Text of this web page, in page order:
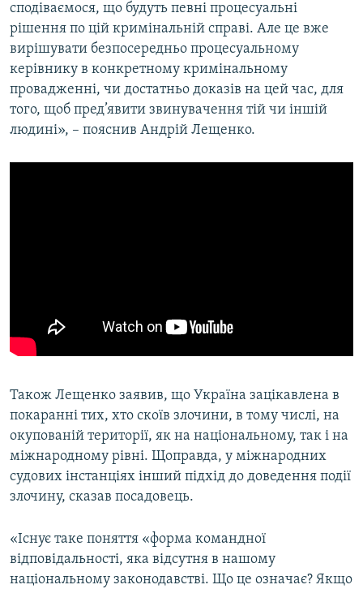
сподіваємося, що будуть певні процесуальні
рішення по цій кримінальній справі. Але це вже
вирішувати безпосередньо процесуальному
керівнику в конкретному кримінальному
провадженні, чи достатньо доказів на цей час, для
того, щоб пред’явити звинувачення тій чи іншій
людині», – пояснив Андрій Лещенко.
Також Лещенко заявив, що Україна зацікавлена в
покаранні тих, хто скоїв злочини, в тому числі, на
окупованій території, як на національному, так і на
міжнародному рівні. Щоправда, у міжнародних
судових інстанціях інший підхід до доведення події
злочину, сказав посадовець.
«Існує таке поняття «форма командної
відповідальності, яка відсутня в нашому
національному законодавстві. Що це означає? Якщо